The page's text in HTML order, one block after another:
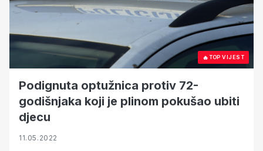
🔥TOP VIJEST
Podignuta optužnica protiv 72-
godišnjaka koji je plinom pokušao ubiti
djecu
11.05.2022